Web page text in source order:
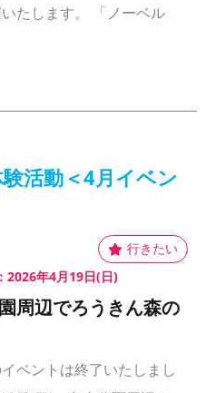
たします。 「ノーベル
験活動＜4月イベン
2026年4月19日(日)
周辺でろうきん森の
ベントは終了いたしまし